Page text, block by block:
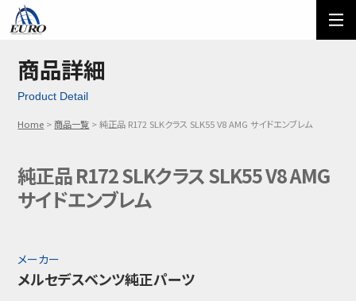
ご利用方法
メール問い合わせ
商品詳細
Product Detail
Home 商品一覧 純正品 R172 SLKクラス SLK55 V8 AMG サイドエンブレム
純正品 R172 SLKクラス SLK55 V8 AMG
サイドエンブレム
メーカー
メルセデスベンツ純正パーツ